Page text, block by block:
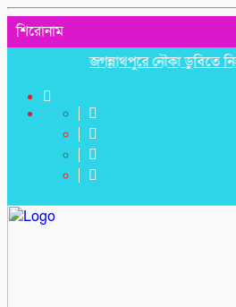
শিরোনাম
জগন্নাথপুরে নৌকা ডুবিতে নিহত